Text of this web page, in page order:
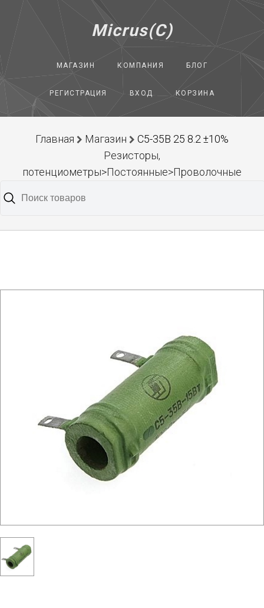
Micrus(C)
МАГАЗИН КОМПАНИЯ БЛОГ
РЕГИСТРАЦИЯ ВХОД КОРЗИНА
Главная Магазин
С5-35В 25 8.2 ±10%
Резисторы,
потенциометры>Постоянные>Проволочные